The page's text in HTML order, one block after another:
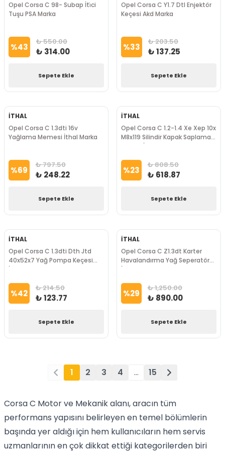
Opel Corsa C 98- Subap İti̇ci
Tuşu PSA Marka
%43 ₺ 550.00
₺ 314.00
Sepete Ekle
Opel Corsa C Y1.7 Dtl Enjektör
Keçesi Akd Marka
%33 ₺ 203.50
₺ 137.25
Sepete Ekle
İTHAL
Opel Corsa C 1.3dti 16v
Yağlama Memesi İthal Marka
%69 ₺ 797.50
₺ 248.22
Sepete Ekle
İTHAL
Opel Corsa C 1.2-1.4 Xe Xep 10x
M8x119 Silindir Kapak Saplama
Takımı İthal Marka
%23 ₺ 808.50
₺ 618.87
Sepete Ekle
İTHAL
Opel Corsa C 1.3dti Dth Jtd
40x52x7 Yağ Pompa Keçesi
İthal Marka
%42 ₺ 214.50
₺ 123.77
Sepete Ekle
İTHAL
Opel Corsa C Z1.3dt Karter
Havalandırma Yağ Seperatörü
İthal Marka
%29 ₺ 1,250.00
₺ 890.00
Sepete Ekle
1 2 3 4 … 15
Corsa C Motor ve Mekanik alanı, aracın tüm
performans yapısını belirleyen en temel bölümlerin
başında yer aldığı için hem kullanıcıların hem servis
uzmanlarının en çok dikkat ettiği kategorilerden biri